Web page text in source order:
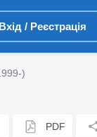
Вхід / Реєстрація
)
PDF